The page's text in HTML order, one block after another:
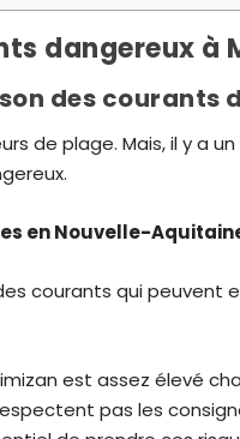
dangereux à
des courants
de plage. Mais, il y a
en Nouvelle-
courants qui peuvent
est assez élevé
pas les